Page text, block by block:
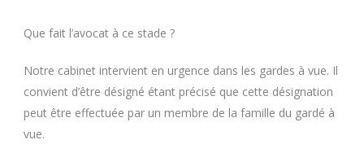
Que fait l’avocat à ce stade ?
Notre cabinet intervient en urgence dans les gardes à vue. Il
convient d’être désigné étant précisé que cette désignation
peut être effectuée par un membre de la famille du gardé à
vue.